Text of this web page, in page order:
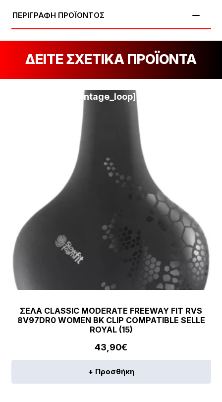
ΠΕΡΙΓΡΑΦΗ ΠΡΟΪΟΝΤΟΣ
ΔΕΙΤΕ ΣΧΕΤΙΚΑ ΠΡΟΪΟΝΤΑ
[discount_percentage_loop]
ΣΕΛΑ CLASSIC MODERATE FREEWAY FIT RVS
8V97DR0 WOMEN BK CLIP COMPATIBLE SELLE
ROYAL (15)
43,90€
+ Προσθήκη